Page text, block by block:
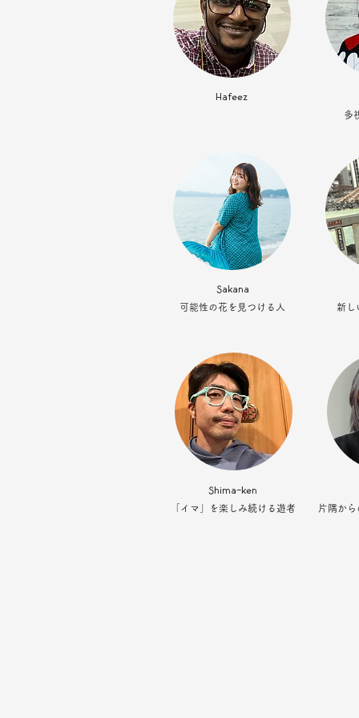
Hafeez
多
Sakana
可能性の花を見つける人 新し
Shima-ken
「イマ」を楽しみ続ける遊者 片隅か